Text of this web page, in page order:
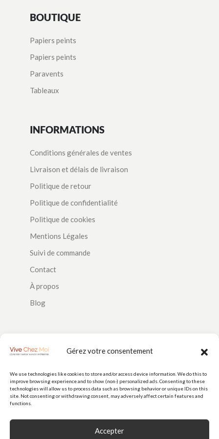
Gérez votre consentement
We use technologies like cookies to store and/or access device information. We do this to
improve browsing experience and to show (non-) personalized ads. Consenting to these
technologies will allow us to process data such as browsing behavior or unique IDs on this
site. Not consenting or withdrawing consent, may adversely affect certain features and
functions.
Accepter
BOUTIQUE
Papiers peints
Papiers peints
Paravents
Tableaux
INFORMATIONS
Conditions générales de ventes
Livraison et délais de livraison
Politique de retour
Politique de confidentialité
Politique de cookies
Mentions Légales
Suivi de commande
Contact
À propos
Blog
PAIEMENTS